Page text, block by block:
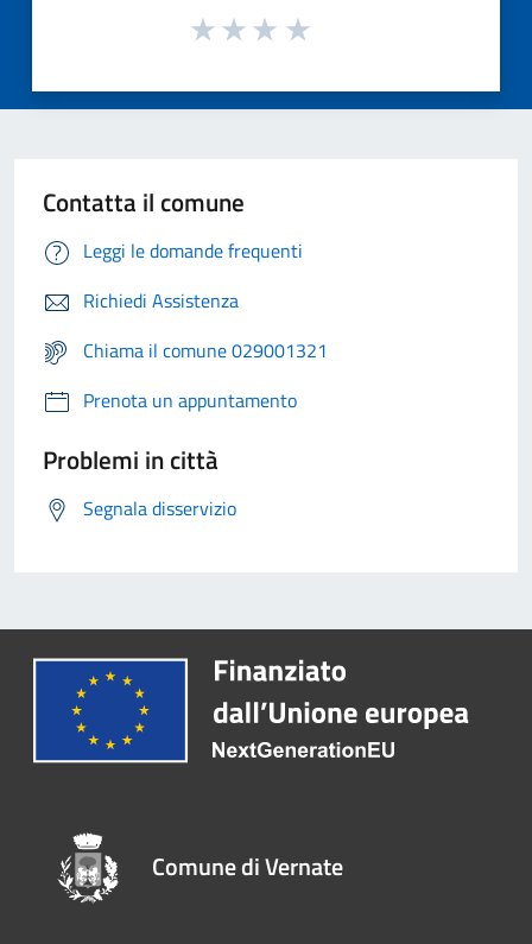
Contatta il comune
Leggi le domande frequenti
Richiedi Assistenza
Chiama il comune 029001321
Prenota un appuntamento
Problemi in città
Segnala disservizio
Comune di Vernate